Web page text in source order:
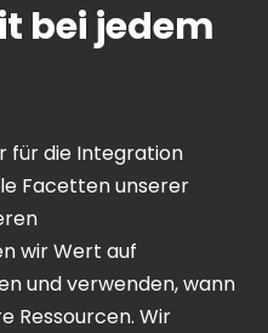
bei jedem
für die Integration
Facetten unserer
wir Wert auf
und verwenden, wann
Ressourcen. Wir